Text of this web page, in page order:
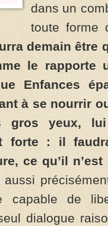
dans un
toute forme
demain être
le rapporte
Enfances
à se nourrir
yeux,
forte : il
ce qu’il n’est
aussi
capable de
dialogue